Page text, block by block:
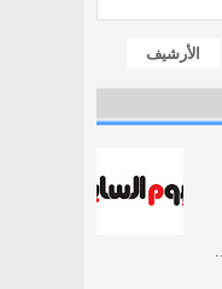
الأرشيف